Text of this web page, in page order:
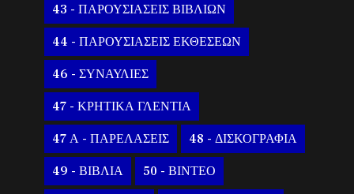
43 - ΠΑΡΟΥΣΙΑΣΕΙΣ ΒΙΒΛΙΩΝ
44 - ΠΑΡΟΥΣΙΑΣΕΙΣ ΕΚΘΕΣΕΩΝ
46 - ΣΥΝΑΥΛΙΕΣ
47 - ΚΡΗΤΙΚΑ ΓΛΕΝΤΙΑ
47 Α - ΠΑΡΕΛΑΣΕΙΣ 48 - ΔΙΣΚΟΓΡΑΦΙΑ
49 - ΒΙΒΛΙΑ 50 - ΒΙΝΤΕΟ